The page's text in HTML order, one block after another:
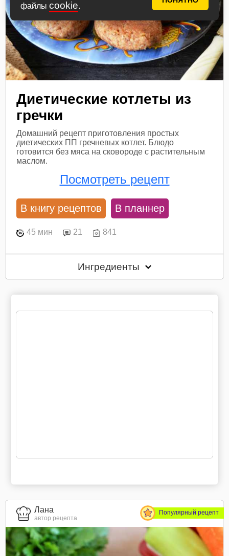
файлы cookie.
Диетические котлеты из
гречки
Домашний рецепт приготовления простых
диетических ПП гречневых котлет. Блюдо
готовится без мяса на сковороде с растительным
маслом.
Посмотреть рецепт
В книгу рецептов В планнер
45 мин 21 841
Ингредиенты
Лана
автор рецепта
Популярный рецепт